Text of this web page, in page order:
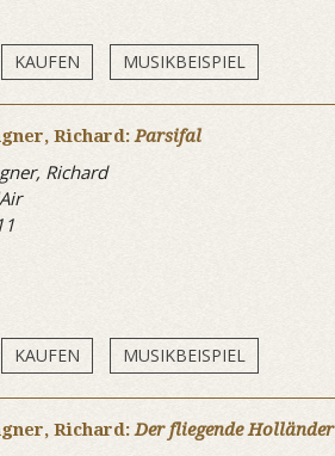
KAUFEN MUSIKBEISPIEL
Richard:Parsifal
Richard
KAUFEN MUSIKBEISPIEL
Richard:Der fliegende Holländer